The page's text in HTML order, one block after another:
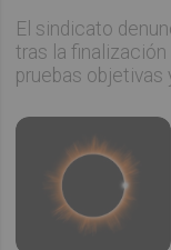
El sindicato
tras la
pruebas